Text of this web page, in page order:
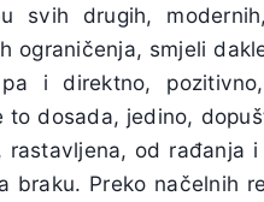
svih drugih,
ograničenja, smjeli
i direktno,
to dosada, jedino,
rastavljena, od
braku. Preko načelnih